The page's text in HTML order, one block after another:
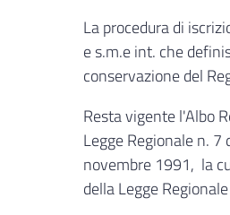
La procedura di
e s.m.e int. che
conservazione del
Resta vigente l'Albo
Legge Regionale n.
novembre 1991, la
della Legge